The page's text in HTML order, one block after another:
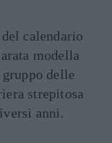
calendario
modella
delle
strepitosa
anni.